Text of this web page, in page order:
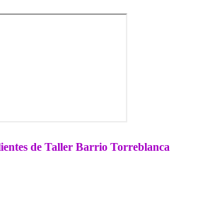
de Taller Barrio Torreblanca